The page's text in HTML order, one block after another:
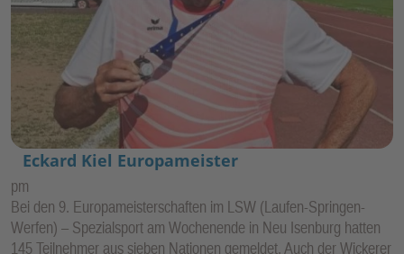
Eckard Kiel Europameister
pm
Bei den 9. Europameisterschaften im LSW (Laufen-Springen-
Werfen) – Spezialsport am Wochenende in Neu Isenburg hatten
145 Teilnehmer aus sieben Nationen gemeldet. Auch der Wickerer